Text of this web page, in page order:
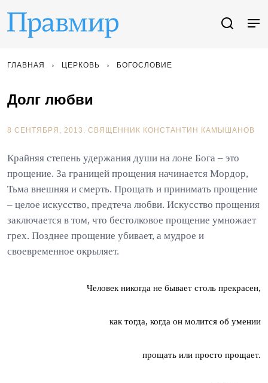
ГЛАВНАЯ ЦЕРКОВЬ БОГОСЛОВИЕ
Долг любви
8 СЕНТЯБРЯ, 2013. СВЯЩЕННИК КОНСТАНТИН КАМЫШАНОВ
Крайняя степень удержания души на лоне Бога – это
прощение. За границей прощения начинается Мордор,
Тьма внешняя и смерть. Прощать и принимать прощение
– целое искусство, предтеча любви. Искусство прощения
заключается в том, что бестолковое прощение умножает
грех. Позднее прощение убивает, а мудрое и
своевременное окрыляет.
Человек никогда не бывает столь прекрасен,
как тогда, когда он молится об умении
прощать или просто прощает.